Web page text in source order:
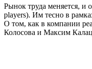
Рынок труда меняется,
players). Им тесно в
О том, как в компании
Колосова и Максим